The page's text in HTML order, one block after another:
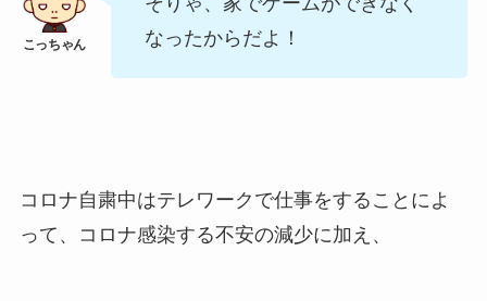
なったからだよ！
コロナ自粛中はテレワークで仕事をすることによ
って、コロナ感染する不安の減少に加え、